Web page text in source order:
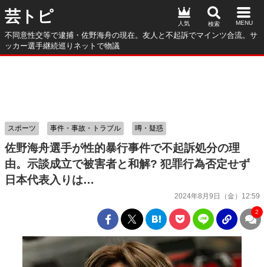
芸トピ
不同意性交等で逮捕・佐野海舟の現在。友人と不起訴でマインツ合流。サ
ッカー選手継続巡りネットで物議
人気
佐野海舟選手が性的暴行事件で不起訴処分の理
由。示談成立で被害者と和解? 犯罪行為否定せず
日本代表入りは…
2024年8月9日（金）12:59
スポーツ 事件・事故・トラブル 噂・疑惑
2